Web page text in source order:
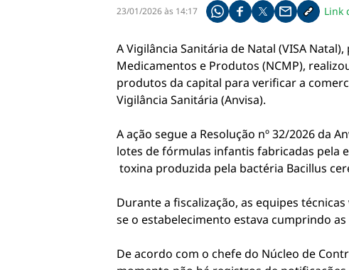
23/01/2026 às 14:17 Compartilhe pelo whatsapp
Compartilhar no
Compartilhar no
Compartilhe
CopiarLink
A Vigilância Sanitária de Natal (VISA
Medicamentos e Produtos (NCMP),
produtos da capital para verificar a
Vigilância Sanitária (Anvisa).
A ação segue a Resolução nº 32/2026 da
lotes de fórmulas infantis fabricadas pela
toxina produzida pela bactéria Bacillus
Durante a fiscalização, as equipes
se o estabelecimento estava cumprindo
De acordo com o chefe do Núcleo de